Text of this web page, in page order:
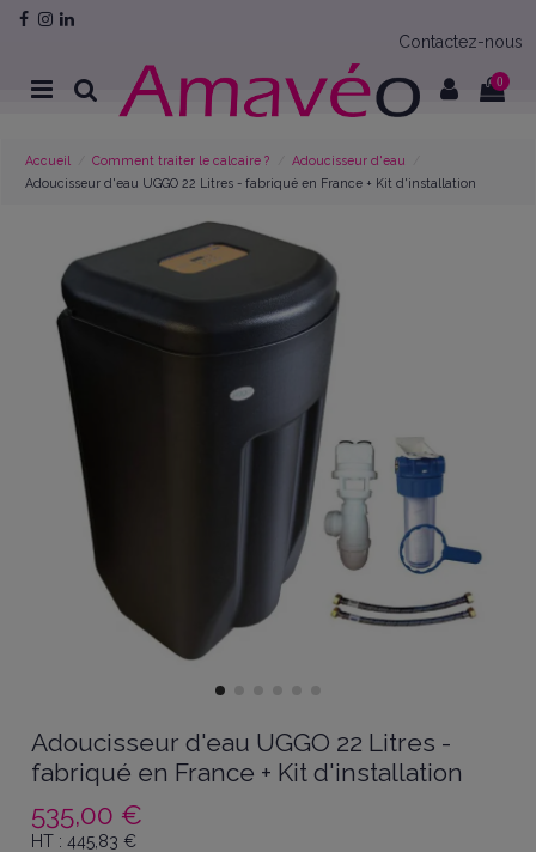
Contactez-nous
0
Accueil Comment traiter le calcaire ?
Adoucisseur d'eau
Adoucisseur d'eau UGGO 22 Litres - fabriqué en France + Kit d'installation
Adoucisseur d'eau UGGO 22 Litres -
fabriqué en France + Kit d'installation
535,00 €
HT : 445,83€